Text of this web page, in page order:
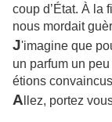
coup d’État. À la
nous mordait
J'imagine que
un parfum un
étions
A llez, portez